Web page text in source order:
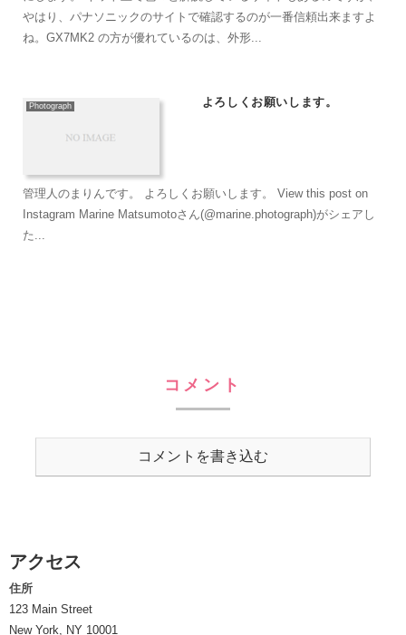
やはり、パナソニックのサイトで確認するのが一番信頼出来ますよ
ね。GX7MK2 の方が優れているのは、外形...
Photograph よろしくお願いします。
管理人のまりんです。 よろしくお願いします。 View this post on
Instagram Marine Matsumotoさん(@marine.photograph)がシェアし
た...
コメント
コメントを書き込む
アクセス
住所
123 Main Street
New York, NY 10001